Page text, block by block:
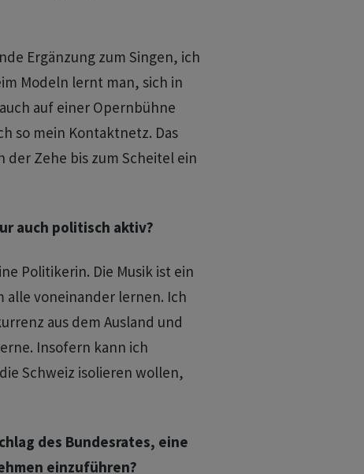
Ergänzung zum Singen, ich
Modeln lernt man, sich in
auf einer Opernbühne
so mein Kontaktnetz. Das
der Zehe bis zum Scheitel ein
auch politisch aktiv?
Politikerin. Die Musik ist ein
alle voneinander lernen. Ich
aus dem Ausland und
Insofern kann ich
Schweiz isolieren wollen,
des Bundesrates, eine
einzuführen?